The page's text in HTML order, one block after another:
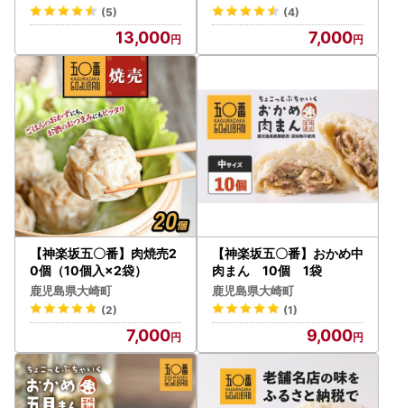
(5)
13,000
(4)
7,000
【神楽坂五〇番】肉焼売2
0個（10個入×2袋）
鹿児島県大崎町
(2)
7,000
【神楽坂五〇番】おかめ中
肉まん 10個 1袋
鹿児島県大崎町
(1)
9,000